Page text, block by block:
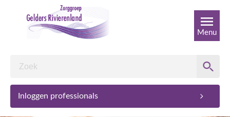
Inloggen professionals
Menu